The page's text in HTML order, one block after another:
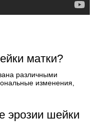
матки?
различными
изменения,
эрозии шейки